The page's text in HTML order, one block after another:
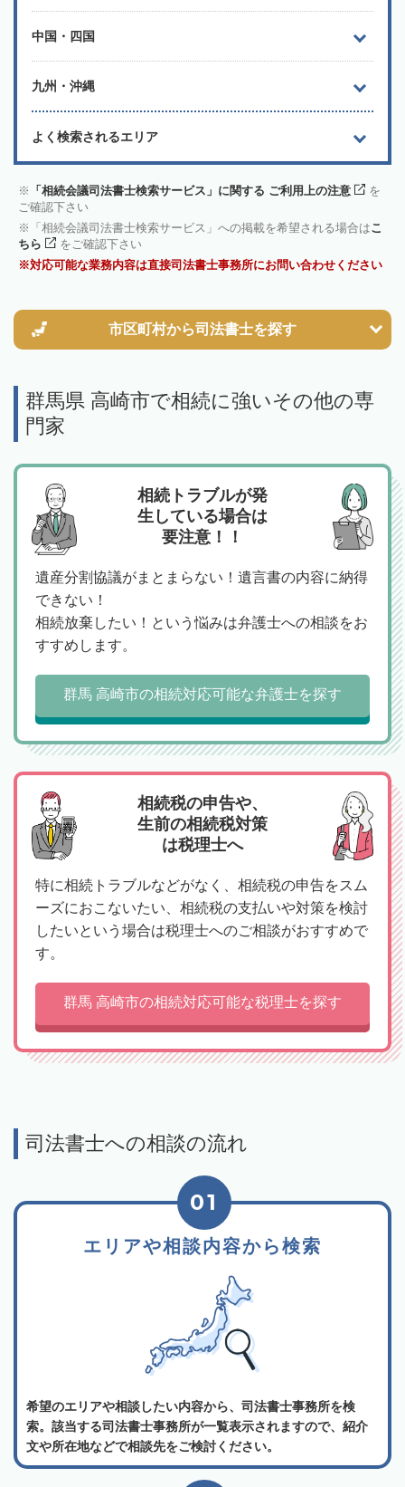
中国・四国
九州・沖縄
よく検索されるエリア
「相続会議司法書士検索サービス」に関する ご利用上の注意
を
ご確認下さい
「相続会議司法書士検索サービス」への掲載を希望される場合はこ
ちら
をご確認下さい
対応可能な業務内容は直接司法書士事務所にお問い合わせください
市区町村から司法書士を探す
群馬県 高崎市で相続に強いその他の専
門家
相続トラブルが発
生している場合は
要注意！！
遺産分割協議がまとまらない！遺言書の内容に納得
できない！
相続放棄したい！という悩みは弁護士への相談をお
すすめします。
群馬 高崎市の相続対応可能な弁護士を探す
相続税の申告や、
生前の相続税対策
は税理士へ
特に相続トラブルなどがなく、相続税の申告をスム
ーズにおこないたい、相続税の支払いや対策を検討
したいという場合は税理士へのご相談がおすすめで
す。
群馬 高崎市の相続対応可能な税理士を探す
司法書士への相談の流れ
エリアや相談内容から検索
01
希望のエリアや相談したい内容から、司法書士事務所を検
索。該当する司法書士事務所が一覧表示されますので、紹介
文や所在地などで相談先をご検討ください。